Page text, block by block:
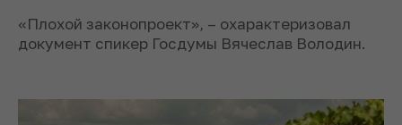
«Плохой законопроект», – охарактеризовал
документ спикер Госдумы Вячеслав Володин.